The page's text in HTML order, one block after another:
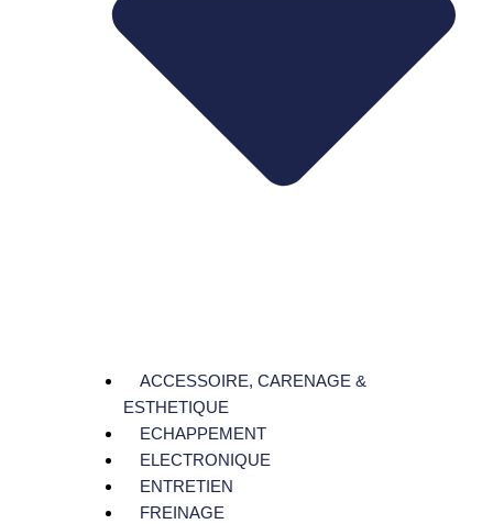
ACCESSOIRE, CARENAGE &
ESTHETIQUE
ECHAPPEMENT
ELECTRONIQUE
ENTRETIEN
FREINAGE